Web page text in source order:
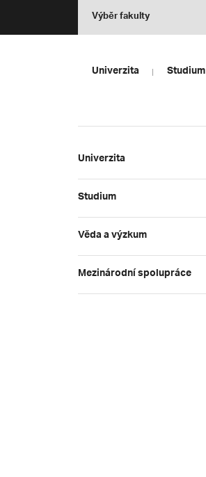
Výběr fakulty
Univerzita Studium
Univerzita
Studium
Věda a výzkum
Mezinárodní spolupráce